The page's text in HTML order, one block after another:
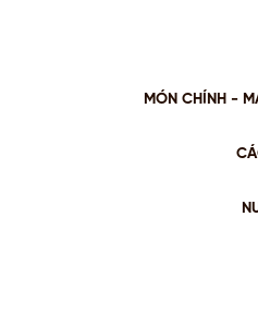
MÓN CHÍNH -